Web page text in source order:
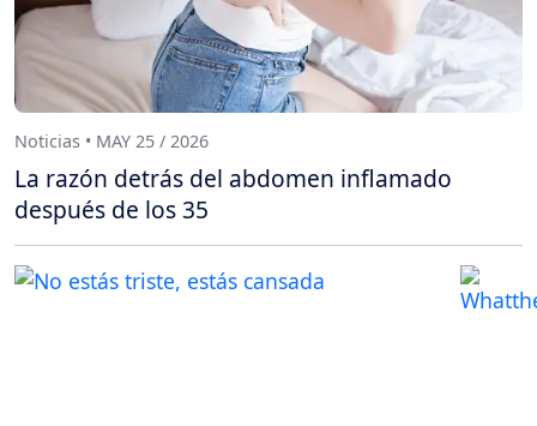
Noticias • MAY 25 / 2026
La razón detrás del abdomen inflamado
después de los 35